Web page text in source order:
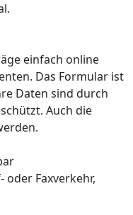
einfach online
Das Formular ist
Daten sind durch
Auch die
oder Faxverkehr,